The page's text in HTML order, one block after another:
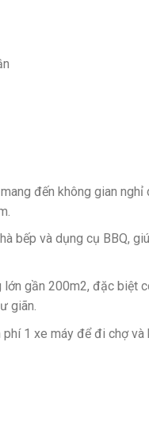
đến không gian
bếp và dụng cụ BBQ,
lớn gần 200m2, đặc biệt
giãn.
1 xe máy để đi chợ và